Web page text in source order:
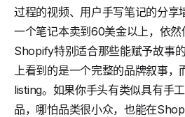
过程的视频、用户手写笔记的分享
一个笔记本卖到60美金以上，依然
Shopify特别适合那些能赋予故事
上看到的是一个完整的品牌叙事，
listing。如果你手头有类似具有手
品，哪怕品类很小众，也能在